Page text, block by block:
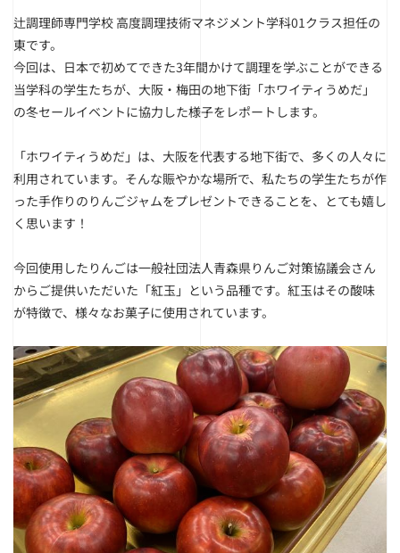
辻調理師専門学校 高度調理技術マネジメント学科01クラス担任の
東です。
今回は、日本で初めてできた3年間かけて調理を学ぶことができる
当学科の学生たちが、大阪・梅田の地下街「ホワイティうめだ」
の冬セールイベントに協力した様子をレポートします。
「ホワイティうめだ」は、大阪を代表する地下街で、多くの人々に
利用されています。そんな賑やかな場所で、私たちの学生たちが作
った手作りのりんごジャムをプレゼントできることを、とても嬉し
く思います！
今回使用したりんごは一般社団法人青森県りんご対策協議会さん
からご提供いただいた「紅玉」という品種です。紅玉はその酸味
が特徴で、様々なお菓子に使用されています。